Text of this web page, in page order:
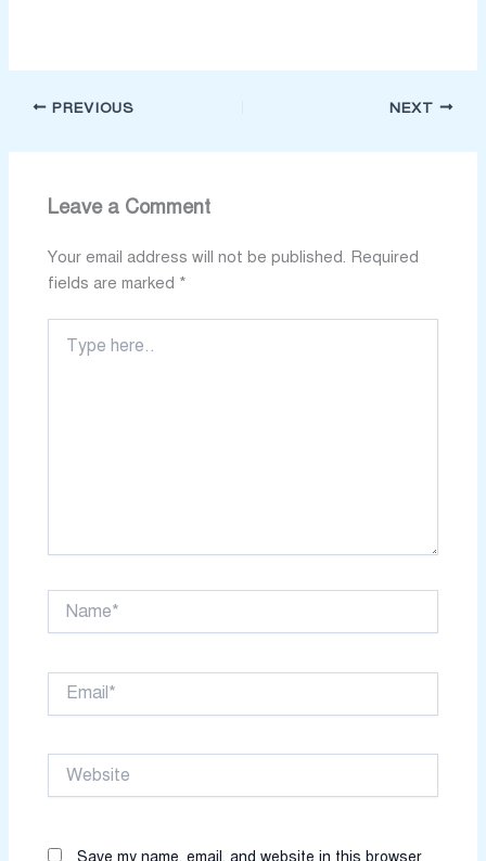
PREVIOUS NEXT
Leave a Comment
Your email address will not be published. Required
fields are marked *
here..
Email*
Save my name, email, and website in this browser